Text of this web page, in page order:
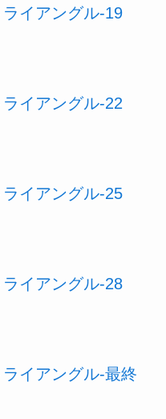
イアングル-19
イアングル-22
イアングル-25
イアングル-28
イアングル-最終